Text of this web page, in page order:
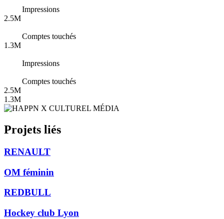
Impressions
2.5M
Comptes touchés
1.3M
Impressions
Comptes touchés
2.5M
1.3M
Projets liés
RENAULT
OM féminin
REDBULL
Hockey club Lyon